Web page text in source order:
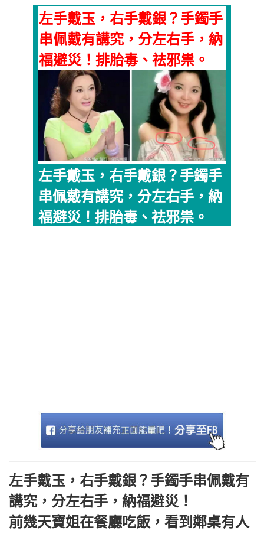
左手戴玉，右手戴銀？手鐲手
串佩戴有講究，分左右手，納
福避災！排胎毒、祛邪祟。
左手戴玉，右手戴銀？手鐲手
串佩戴有講究，分左右手，納
福避災！排胎毒、祛邪祟。
左手戴玉，右手戴銀？手鐲手串佩戴有
講究，分左右手，納福避災！
前幾天寶姐在餐廳吃飯，看到鄰桌有人